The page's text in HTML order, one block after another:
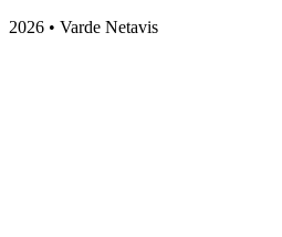
2026 • Varde Netavis